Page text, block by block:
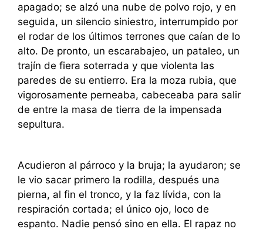
apagado; se alzó una nube de polvo rojo, y en
seguida, un silencio siniestro, interrumpido por
el rodar de los últimos terrones que caían de lo
alto. De pronto, un escarabajeo, un pataleo, un
trajín de fiera soterrada y que violenta las
paredes de su entierro. Era la moza rubia, que
vigorosamente perneaba, cabeceaba para salir
de entre la masa de tierra de la impensada
sepultura.
Acudieron al párroco y la bruja; la ayudaron; se
le vio sacar primero la rodilla, después una
pierna, al fin el tronco, y la faz lívida, con la
respiración cortada; el único ojo, loco de
espanto. Nadie pensó sino en ella. El rapaz no